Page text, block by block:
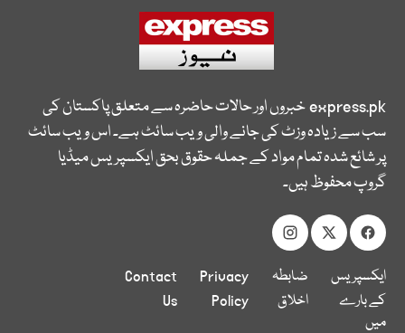
express.pkخبروں اور حالات حاضرہ سے متعلق پاکستان کی
سب سے زیادہ وزٹ کی جانے والی ویب سائٹ ہے۔ اس ویب سائٹ
پر شائع شدہ تمام مواد کے جملہ حقوق بحق ایکسپریس میڈیا
گروپ محفوظ ہیں۔
ایکسپریس
کے بارے
میں
ضابطہ
اخلاق
Privacy
Policy
Contact
Us